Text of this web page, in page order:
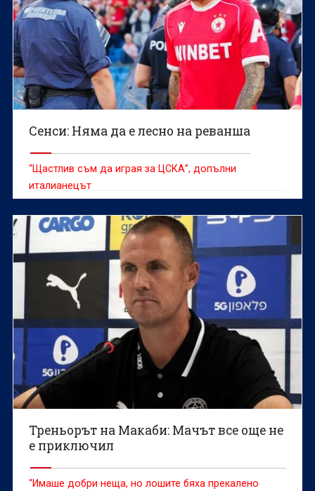
Сенси: Няма да е лесно на реванша
“Щастлив съм да играя за ЦСКА”, допълни
италианецът
Треньорът на Макаби: Мачът все още не
е приключил
“Имаше добри неща, но лошите бяха прекалено